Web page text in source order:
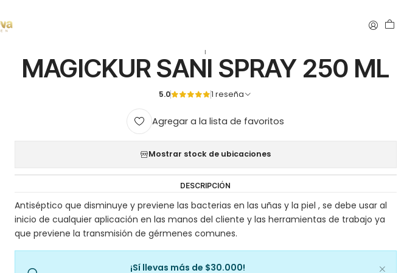
|
MAGICKUR SANI SPRAY 250 ML
5.0 1 reseña
Agregar a la lista de favoritos
Mostrar stock de ubicaciones
DESCRIPCIÓN
Antiséptico que disminuye y previene las bacterias en las uñas y la piel , se debe usar al
inicio de cualquier aplicación en las manos del cliente y las herramientas de trabajo ya
que previene la transmisión de gérmenes comunes.
¡Sí llevas más de $30.000!